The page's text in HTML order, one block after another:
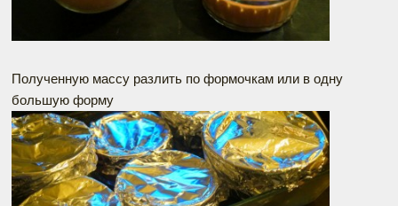
Полученную массу разлить по формочкам или в одну
большую форму